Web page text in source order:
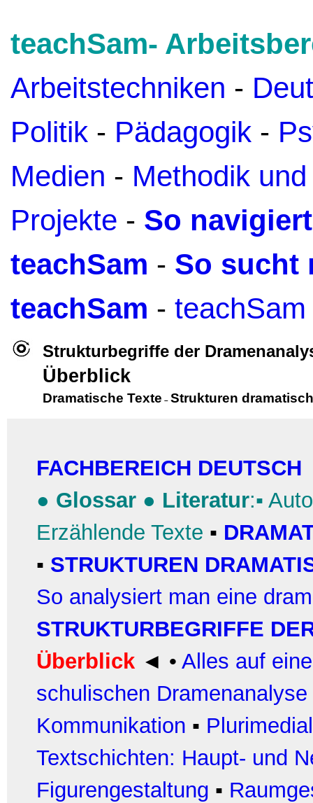
teachSam-
Arbeitstechniken -
Politik - Pädagogik -
Medien - Methodik
Projekte - So
teachSam - So sucht
teachSam -
Strukturbegriffe der
Überblick
Dramatische Texte – Strukturen
FACHBEREICH DEUTSCH
● Glossar ● Literatur:▪
Erzählende Texte ▪
▪ STRUKTUREN
So analysiert man eine
STRUKTURBEGRIFFE
Überblick ◄ • Alles auf
schulischen Dramenanalyse
Kommunikation ▪
Textschichten: Haupt- und
Figurengestaltung ▪